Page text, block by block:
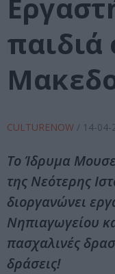
CULTURENOW / 14-04-
Το Ίδρυμα
της Νεότερης
διοργανώνει
Νηπιαγωγείου
πασχαλινές
δράσεις!